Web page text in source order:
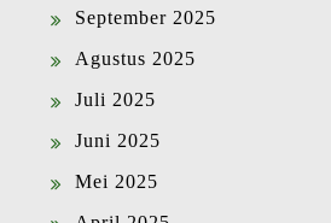
September 2025
Agustus 2025
Juli 2025
Juni 2025
Mei 2025